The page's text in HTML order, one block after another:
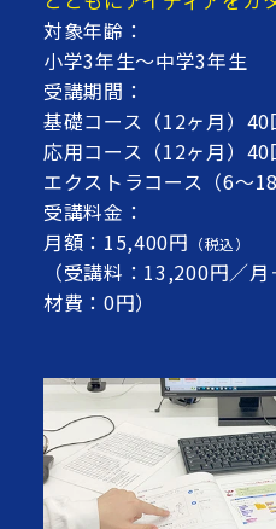
対象年齢：
小学3年生～中学3年生
受講期間：
基礎コース（12ヶ月）40
応用コース（12ヶ月）40
エクストラコース（6～18
受講料金：
月額：15,400円 （税込）
（受講料：13,200円／
材費：0円）